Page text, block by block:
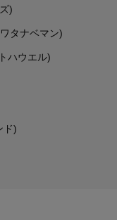
)
タナベマン)
ハウエル)
ド)